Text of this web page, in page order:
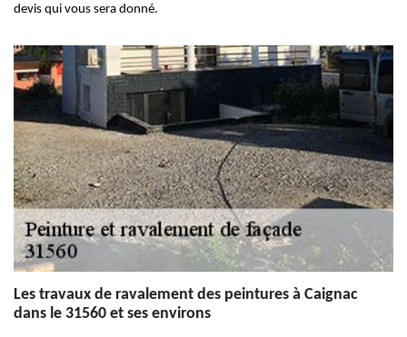
devis qui vous sera donné.
Les travaux de ravalement des peintures à Caignac
dans le 31560 et ses environs